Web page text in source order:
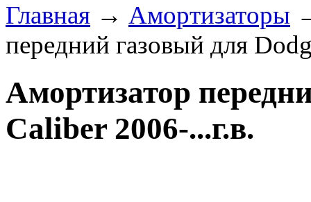
Главная → Амортизаторы
передний газовый для
Амортизатор
Caliber 2006-...г.в.